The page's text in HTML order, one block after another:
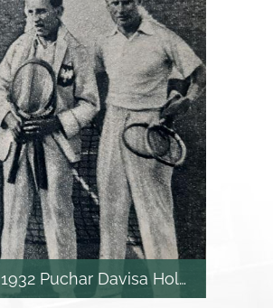
1932 Puchar Davisa Holandia